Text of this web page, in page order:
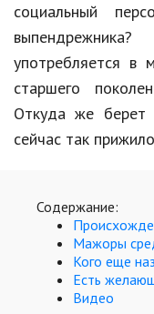
Красота и
Hi-Tech.
Авто, мото
Дом и сад
Спорт и фитнес
Психология и
Творчество и
социальный
употребляется в
старшего
Откуда же берет
сейчас так
Содержание:
Мажоры
Кого еще
Есть
Видео